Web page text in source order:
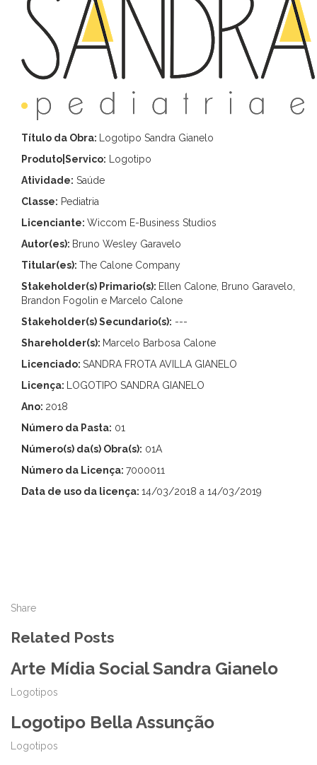
Título da Obra:
Logotipo Sandra Gianelo
Produto|Servico: Logotipo
Atividade: Saúde
Classe: Pediatria
Licenciante: Wiccom E-Business Studios
Autor(es): Bruno Wesley Garavelo
Titular(es): The Calone Company
Stakeholder(s) Primario(s): Ellen Calone, Bruno Garavelo,
Brandon Fogolin e Marcelo Calone
Stakeholder(s) Secundario(s): ---
Shareholder(s): Marcelo Barbosa Calone
Licenciado: SANDRA FROTA AVILLA GIANELO
Licença:
LOGOTIPO SANDRA GIANELO
Ano: 2018
Número da Pasta: 01
Número(s) da(s) Obra(s): 01A
Número da Licença: 7000011
Data de uso da licença: 14/03/2018 a 14/03/2019
Share
Related Posts
Arte Mídia Social Sandra Gianelo
Logotipos
Logotipo Bella Assunção
Logotipos